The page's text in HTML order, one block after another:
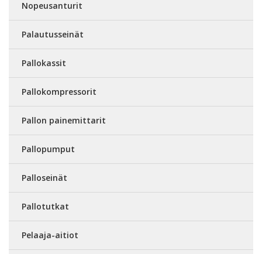
Nopeusanturit
Palautusseinät
Pallokassit
Pallokompressorit
Pallon painemittarit
Pallopumput
Palloseinät
Pallotutkat
Pelaaja-aitiot